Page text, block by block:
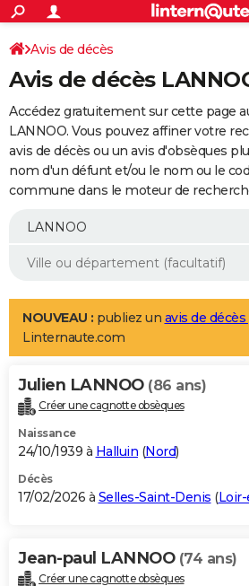
ACTUALITÉS
Politique
Société
Faits Divers
Education
Monde
Villes
+
SPORT
Coupe du monde 2026
Football
Tennis
Cyclisme
Rugby
Forum
Programme TV
TNTStreaming
Cinéma
Sorties cinéma
Musique
+
FINANCE
Retraite
Epargne
Immobilier
Risques naturels par ville
Banque
Assurance
AUTO
Essais
Réserver un essai
Citadines
Berlines
SUV
Forum auto
+
Mobiles
Meilleur smartphone
Internet
Ordinateurs
Jeux vidéo
Guide high-tech
Aménagement intérieur
LIFESTYLE
Art de vivre
Bien-être
Loisirs
Mode
Modes de vie
Alimentation
Guide de la santé
Maladies
Médicaments
Sommeil
VOYAGE
Destinations
City break
Voyage nature
Voyage de noces
Forum
Climat
+PHOTO
GUIDES D'ACHAT
BONS PLANS
Carte de Noël
Carte Bonne année
Carte Saint-Valentin
Carte Pâques
Carte d'anniversaire
DICTIONNAIRE
Avis de décès
Avis de décès
Accédez gratuitement sur cette page
LANNOO. Vous pouvez affiner votre
avis de décès ou un avis d'obsèques
nom d'un défunt et/ou le nom ou le
commune dans le moteur de
NOUVEAU : publiez un avis de
Linternaute.com
Julien LANNOO (86 ans)
Créer une cagnotte obsèques
Naissance
24/10/1939 à Halluin (Nord)
Décès
17/02/2026 à Selles-Saint-Denis (
Jean-paul LANNOO (74 ans)
Créer une cagnotte obsèques